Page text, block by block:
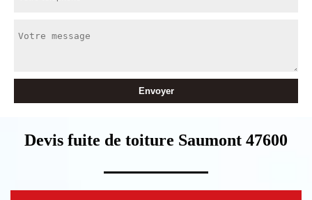
Devis fuite de toiture Saumont 47600